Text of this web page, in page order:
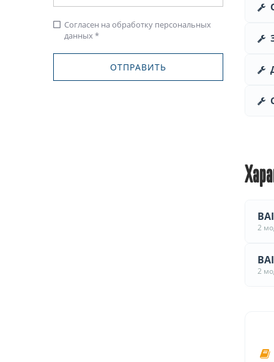
2
2
check_box_outline_blank Согласен на обработку персональных
данных *